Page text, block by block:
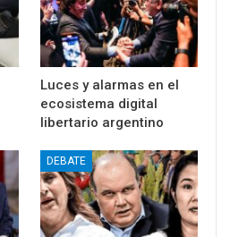
Luces y alarmas en el
ecosistema digital
libertario argentino
DEBATE